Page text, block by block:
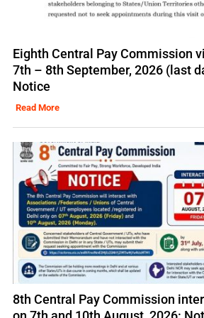
Eighth Central Pay Commission
7th – 8th September, 2026 (last
Notice
Read More
8th Central Pay Commission